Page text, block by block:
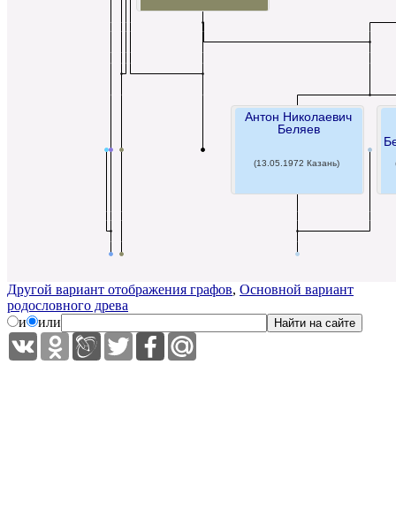
Антон Николаевич
Беляев
(13.05.1972 Казань)
Другой вариант отображения графов, Основной вариант
родословного древа
и
или